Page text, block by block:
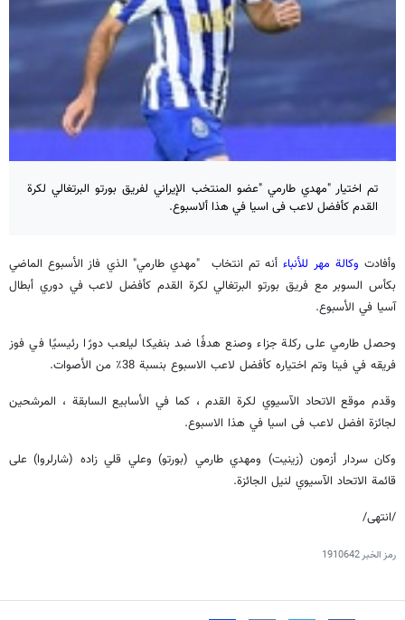
تم اختيار "مهدي طارمي "عضو المنتخب الإيراني لفريق بورتو البرتغالي لكرة
القدم كأفضل لاعب فی اسیا في هذا ألاسبوع.
وأفادت وکالة مهر للأنباءأنه تم انتخاب "مهدي طارمي" الذي فاز الأسبوع الماضي
بكأس السوبر مع فريق بورتو البرتغالي لكرة القدم كأفضل لاعب في دوري أبطال
آسيا في الأسبوع.
وحصل طارمي على ركلة جزاء وصنع هدفًا ضد بنفيكا ليلعب دورًا رئيسيًا في فوز
فريقه في فينا وتم اختياره كأفضل لاعب الاسبوع بنسبة 38٪ من الأصوات.
وقدم موقع الاتحاد الآسيوي لكرة القدم ، كما في الأسابيع السابقة ، المرشحين
لجائزة افضل لاعب فی اسیا في هذا الاسبوع.
وكان سردار أزمون (زينيت) ومهدي طارمي (بورتو) وعلي قلي زاده (شارلروا) على
قائمة الاتحاد الآسيوي لنيل الجائزة.
/انتهى/
رمز الخبر1910642